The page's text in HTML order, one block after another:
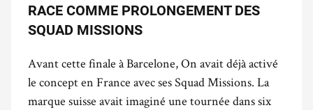
RACE COMME PROLONGEMENT DES
SQUAD MISSIONS
Avant cette finale à Barcelone, On avait déjà activé
le concept en France avec ses Squad Missions. La
marque suisse avait imaginé une tournée dans six